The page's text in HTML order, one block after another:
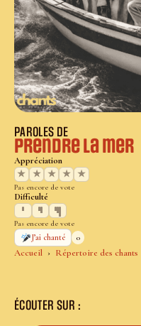
Accueil Répertoire des chants
PAROLES DE
Prendre la mer
Appréciation
★
★ ★ ★ ★
Pas encore de vote
Difficulté
Pas encore de vote
J’ai chanté
0
ÉCOUTER SUR :